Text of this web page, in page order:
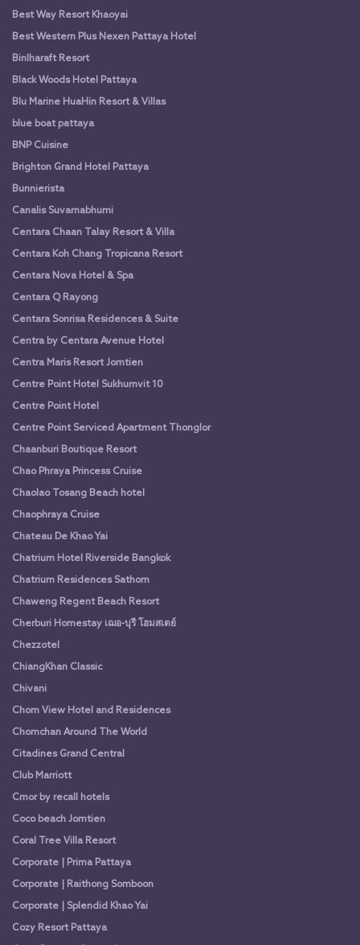
Best Way Resort Khaoyai
Best Western Plus Nexen Pattaya Hotel
Binlharaft Resort
Black Woods Hotel Pattaya
Blu Marine HuaHin Resort & Villas
blue boat pattaya
BNP Cuisine
Brighton Grand Hotel Pattaya
Bunnierista
Canalis Suvarnabhumi
Centara Chaan Talay Resort & Villa
Centara Koh Chang Tropicana Resort
Centara Nova Hotel & Spa
Centara Q Rayong
Centara Sonrisa Residences & Suite
Centra by Centara Avenue Hotel
Centra Maris Resort Jomtien
Centre Point Hotel Sukhumvit 10
Centre Point Hotel
Centre Point Serviced Apartment Thonglor
Chaanburi Boutique Resort
Chao Phraya Princess Cruise
Chaolao Tosang Beach hotel
Chaophraya Cruise
Chateau De Khao Yai
Chatrium Hotel Riverside Bangkok
Chatrium Residences Sathorn
Chaweng Regent Beach Resort
Cherburi Homestay เฌอ-บุรี โฮมสเตย์
Chezzotel
ChiangKhan Classic
Chivani
Chom View Hotel and Residences
Chomchan Around The World
Citadines Grand Central
Club Marriott
Cmor by recall hotels
Coco beach Jomtien
Coral Tree Villa Resort
Corporate | Prima Pattaya
Corporate | Raithong Somboon
Corporate | Splendid Khao Yai
Cozy Resort Pattaya